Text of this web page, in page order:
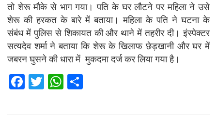
तो शेरू मौके से भाग गया। पति के घर लौटने पर महिला ने उसे
शेरू की हरकत के बारे में बताया। महिला के पति ने घटना के
संबंध में पुलिस से शिकायत की और थाने में तहरीर दी। इंस्पेक्टर
सत्यदेव शर्मा ने बताया कि शेरू के खिलाफ छेड़खानी और घर में
जबरन घुसने की धारा में मुकदमा दर्ज कर लिया गया है।
Fa T
W